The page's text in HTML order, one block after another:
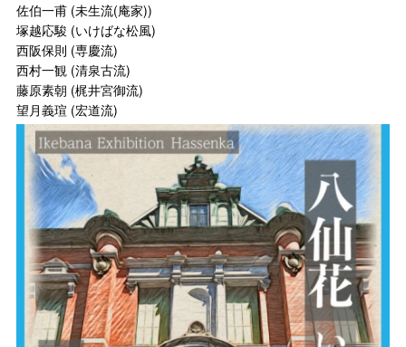
佐伯一甫 (未生流(庵家))
塚越応駿 (いけばな松風)
西阪保則 (専慶流)
西村一観 (清泉古流)
藤原素朝 (梶井宮御流)
望月義瑄 (宏道流)